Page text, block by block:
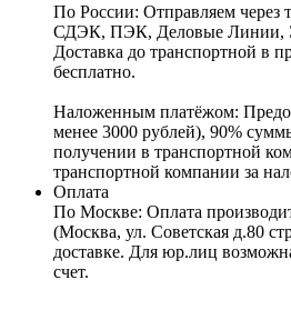
По России: Отправляем через
СДЭК, ПЭК, Деловые Линии,
Доставка до транспортной в
бесплатно.
Наложенным платёжом:
менее 3000 рублей), 90%
получении в транспортной
транспортной компании за
Оплата
По Москве: Оплата
(Москва, ул. Советская д.80
доставке. Для юр.лиц
счет.